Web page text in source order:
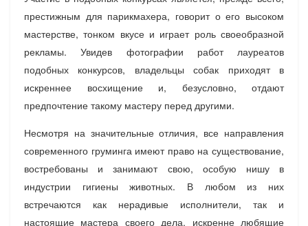
престижным для парикмахера, говорит о его высоком
мастерстве, тонком вкусе и играет роль своеобразной
рекламы. Увидев фотографии работ лауреатов
подобных конкурсов, владельцы собак приходят в
искреннее восхищение и, безусловно, отдают
предпочтение такому мастеру перед другими.
Несмотря на значительные отличия, все направления
современного груминга имеют право на существование,
востребованы и занимают свою, особую нишу в
индустрии гигиены животных. В любом из них
встречаются как нерадивые исполнители, так и
настоящие мастера своего дела, искренне любящие